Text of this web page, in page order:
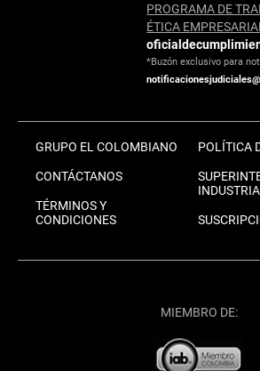
PROGRAMA DE
ÉTICA
*Buzón exclusivo para
GRUPO EL COLOMBIANO
CONTÁCTANOS
TÉRMINOS Y
CONDICIONES
POLÍTICA
MIEMBRO DE: